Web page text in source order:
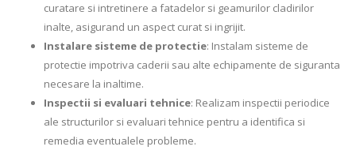
curatare si intretinere a fatadelor si geamurilor cladirilor
inalte, asigurand un aspect curat si ingrijit.
Instalare sisteme de protectie: Instalam sisteme de
protectie impotriva caderii sau alte echipamente de siguranta
necesare la inaltime.
Inspectii si evaluari tehnice: Realizam inspectii periodice
ale structurilor si evaluari tehnice pentru a identifica si
remedia eventualele probleme.